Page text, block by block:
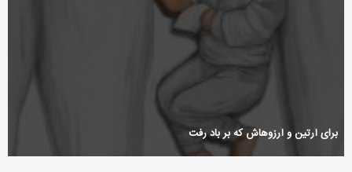
برای آرتین و آرزوهاش که بر باد رفت